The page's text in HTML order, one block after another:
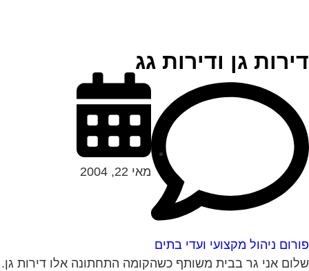
גן ודירות גג
ניהול מקצועי ועדי בתים
מאי 22, 2004
אני גר בבית משותף כשהקומה התחתונה אלו דירות גן.